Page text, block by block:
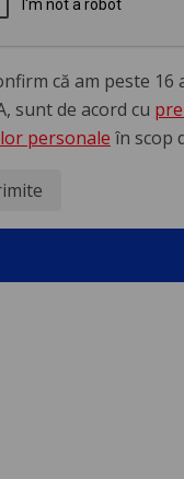
că am peste 16
sunt de acord cu
personale în scop